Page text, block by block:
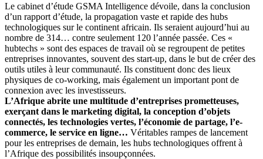
Le cabinet d’étude GSMA Intelligence dévoile, dans la conclusion
d’un rapport d’étude, la propagation vaste et rapide des hubs
technologiques sur le continent africain. Ils seraient aujourd’hui au
nombre de 314… contre seulement 120 l’année passée. Ces «
hubtechs » sont des espaces de travail où se regroupent de petites
entreprises innovantes, souvent des start-up, dans le but de créer des
outils utiles à leur communauté. Ils constituent donc des lieux
physiques de co-working, mais également un important pont de
connexion avec les investisseurs.
L’Afrique abrite une multitude d’entreprises prometteuses,
exerçant dans le marketing digital, la conception d’objets
connectés, les technologies vertes, l’économie de partage, l’e-
commerce, le service en ligne… Véritables rampes de lancement
pour les entreprises de demain, les hubs technologiques offrent à
l’Afrique des possibilités insoupçonnées.